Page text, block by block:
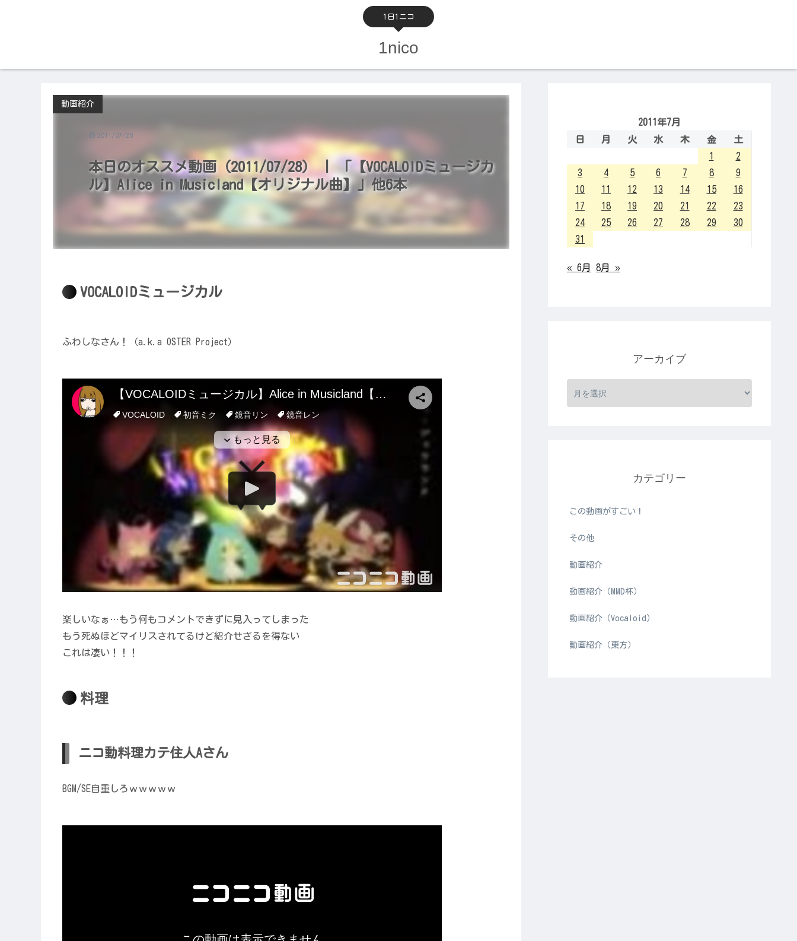
1日1ニコ
1nico
本日のオススメ動画（2011/07/28） | 「【VOCALOIDミュージカ
ル】Alice in Musicland【オリジナル曲】」他6本
動画紹介
2011/07/28
VOCALOIDミュージカル
ふわしなさん！（a.k.a OSTER Project）
楽しいなぁ…もう何もコメントできずに見入ってしまった
もう死ぬほどマイリスされてるけど紹介せざるを得ない
これは凄い！！！
料理
ニコ動料理カテ住人Aさん
BGM/SE自重しろｗｗｗｗｗ
2011年7月
日
月 火 水 木 金
土
1
2
3
4 5 6 7 8
9
10
11 12 13 14 15
16
17
18 19 20 21 22
23
24
25 26 27 28 29
30
31
« 6月 8月 »
アーカイブ
カテゴリー
この動画がすごい！
その他
動画紹介
動画紹介（MMD杯）
動画紹介（Vocaloid）
動画紹介（東方）